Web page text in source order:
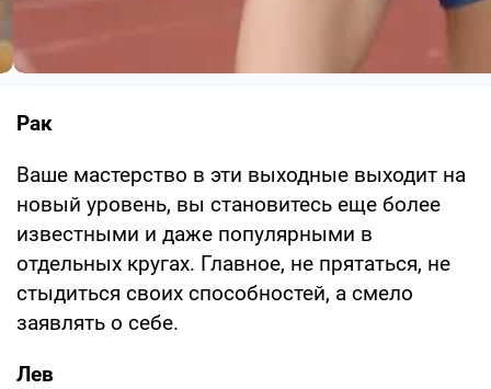
Рак
Ваше мастерство в эти выходные выходит на
новый уровень, вы становитесь еще более
известными и даже популярными в
отдельных кругах. Главное, не прятаться, не
стыдиться своих способностей, а смело
заявлять о себе.
Лев